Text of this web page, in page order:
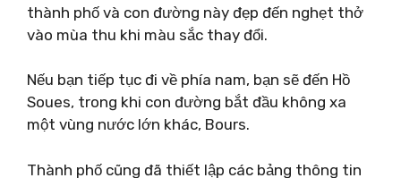
thành phố và con đường này đẹp đến nghẹt thở
vào mùa thu khi màu sắc thay đổi.
Nếu bạn tiếp tục đi về phía nam, bạn sẽ đến Hồ
Soues, trong khi con đường bắt đầu không xa
một vùng nước lớn khác, Bours.
Thành phố cũng đã thiết lập các bảng thông tin